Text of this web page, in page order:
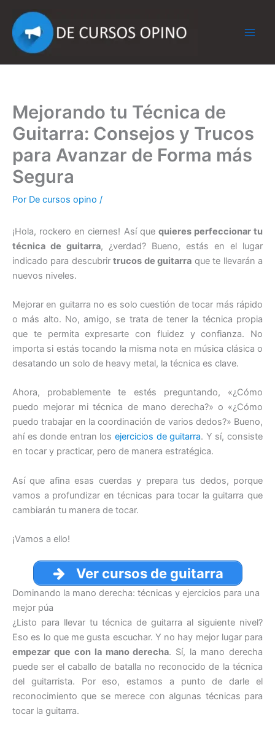
contenido
Mejorando tu Técnica de
Guitarra: Consejos y Trucos
para Avanzar de Forma más
Segura
Por De cursos opino /
¡Hola, rockero en ciernes! Así que quieres perfeccionar tu
técnica de guitarra, ¿verdad? Bueno, estás en el lugar
indicado para descubrirtrucos de guitarra que te llevarán a
nuevos niveles.
Mejorar en guitarra no es solo cuestión de tocar más rápido
o más alto. No, amigo, se trata de tener la técnica propia
que te permita expresarte con fluidez y confianza. No
importa si estás tocando la misma nota en música clásica o
desatando un solo de heavy metal, la técnica es clave.
Ahora, probablemente te estés preguntando, «¿Cómo
puedo mejorar mi técnica de mano derecha?» o «¿Cómo
puedo trabajar en la coordinación de varios dedos?» Bueno,
ahí es donde entran los ejercicios de guitarra. Y sí, consiste
en tocar y practicar, pero de manera estratégica.
Así que afina esas cuerdas y prepara tus dedos, porque
vamos a profundizar en técnicas para tocar la guitarra que
cambiarán tu manera de tocar.
¡Vamos a ello!
Ver cursos de guitarra
Dominando la mano derecha: técnicas y ejercicios para una
mejor púa
¿Listo para llevar tu técnica de guitarra al siguiente nivel?
Eso es lo que me gusta escuchar. Y no hay mejor lugar para
empezar que con la mano derecha. Sí, la mano derecha
puede ser el caballo de batalla no reconocido de la técnica
del guitarrista. Por eso, estamos a punto de darle el
reconocimiento que se merece con algunas técnicas para
tocar la guitarra.